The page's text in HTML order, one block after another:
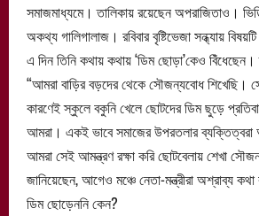
সমাজমাধ্যমে। তালিকায় রয়েছেন অপরাজিতাও।
অকথ্য গালিগালাজ। রবিবার বৃষ্টিভেজা সন্ধ্যায়
এ দিন তিনি কথায় কথায় ‘ডিম ছোড়া’কেও বিঁধেছেন।
“আমরা বাড়ির বড়দের থেকে সৌজন্যবোধ শিখেছি।
কারণেই স্কুলে বকুনি খেলে ছোটদের ডিম ছুড়ে
আমরা। একই ভাবে সমাজের উপরতলার ব্যক্তিত্বরা
আমরা সেই আমন্ত্রণ রক্ষা করি ছোটবেলায় শেখা
জানিয়েছেন, আগেও মঞ্চে নেতা-মন্ত্রীরা অশ্রাব্য
ডিম ছোড়েননি কেন?